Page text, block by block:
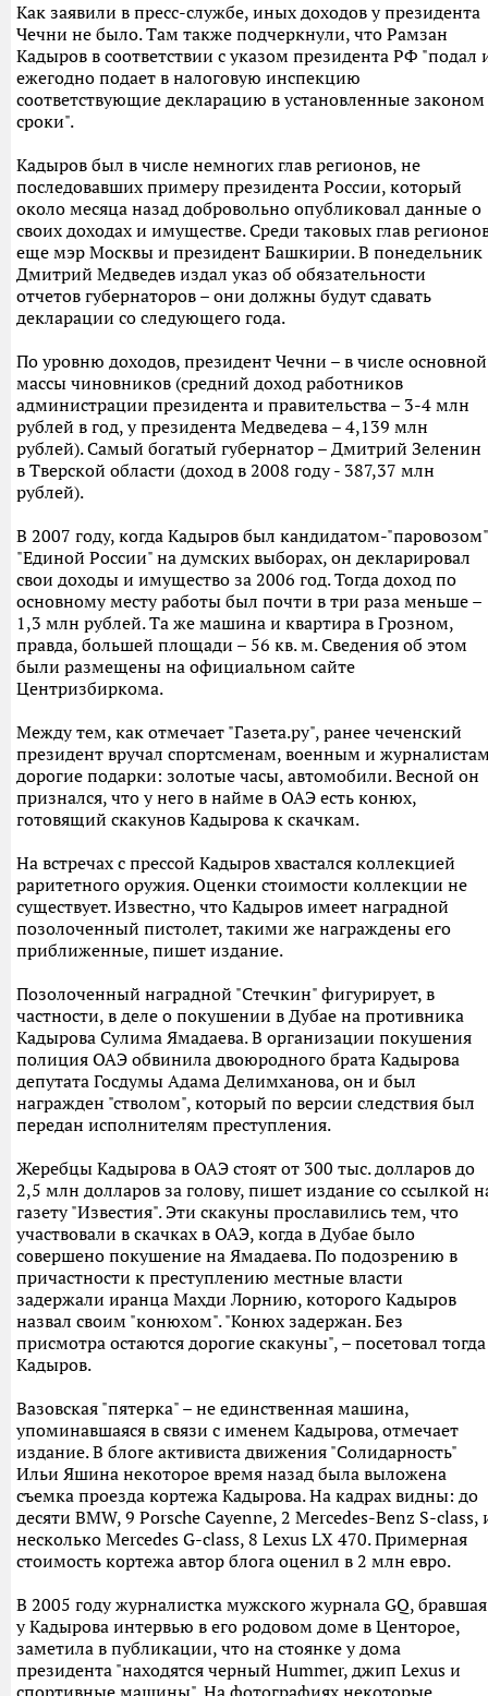
Как заявили в пресс-службе, иных доходов у президента
Чечни не было. Там также подчеркнули, что Рамзан
Кадыров в соответствии с указом президента РФ "подал
ежегодно подает в налоговую инспекцию
соответствующие декларацию в установленные законом
сроки".
Кадыров был в числе немногих глав регионов, не
последовавших примеру президента России, который
около месяца назад добровольно опубликовал данные о
своих доходах и имуществе. Среди таковых глав
еще мэр Москвы и президент Башкирии. В понедельник
Дмитрий Медведев издал указ об обязательности
отчетов губернаторов – они должны будут сдавать
декларации со следующего года.
По уровню доходов, президент Чечни – в числе основной
массы чиновников (средний доход работников
администрации президента и правительства – 3-4 млн
рублей в год, у президента Медведева – 4,139 млн
рублей). Самый богатый губернатор – Дмитрий Зеленин
в Тверской области (доход в 2008 году - 387,37 млн
рублей).
В 2007 году, когда Кадыров был кандидатом-"паровозом"
"Единой России" на думских выборах, он декларировал
свои доходы и имущество за 2006 год. Тогда доход по
основному месту работы был почти в три раза меньше –
1,3 млн рублей. Та же машина и квартира в Грозном,
правда, большей площади – 56 кв. м. Сведения об этом
были размещены на официальном сайте
Центризбиркома.
Между тем, как отмечает "Газета.ру", ранее чеченский
президент вручал спортсменам, военным и
дорогие подарки: золотые часы, автомобили. Весной он
признался, что у него в найме в ОАЭ есть конюх,
готовящий скакунов Кадырова к скачкам.
На встречах с прессой Кадыров хвастался коллекцией
раритетного оружия. Оценки стоимости коллекции не
существует. Известно, что Кадыров имеет наградной
позолоченный пистолет, такими же награждены его
приближенные, пишет издание.
Позолоченный наградной "Стечкин" фигурирует, в
частности, в деле о покушении в Дубае на противника
Кадырова Сулима Ямадаева. В организации покушения
полиция ОАЭ обвинила двоюродного брата Кадырова
депутата Госдумы Адама Делимханова, он и был
награжден "стволом", который по версии следствия был
передан исполнителям преступления.
Жеребцы Кадырова в ОАЭ стоят от 300 тыс. долларов до
2,5 млн долларов за голову, пишет издание со ссылкой
газету "Известия". Эти скакуны прославились тем, что
участвовали в скачках в ОАЭ, когда в Дубае было
совершено покушение на Ямадаева. По подозрению в
причастности к преступлению местные власти
задержали иранца Махди Лорнию, которого Кадыров
назвал своим "конюхом". "Конюх задержан. Без
присмотра остаются дорогие скакуны", – посетовал тогда
Кадыров.
Вазовская "пятерка" – не единственная машина,
упоминавшаяся в связи с именем Кадырова, отмечает
издание. В блоге активиста движения "Солидарность"
Ильи Яшина некоторое время назад была выложена
съемка проезда кортежа Кадырова. На кадрах видны: до
десяти BMW, 9 Porsche Cayenne, 2 Mercedes-Benz S-class,
несколько Mercedes G-class, 8 Lexus LX 470. Примерная
стоимость кортежа автор блога оценил в 2 млн евро.
В 2005 году журналистка мужского журнала GQ, бравшая
у Кадырова интервью в его родовом доме в Центорое,
заметила в публикации, что на стоянке у дома
президента "находятся черный Hummer, джип Lexus и
спортивные машины". На фотографиях некоторые